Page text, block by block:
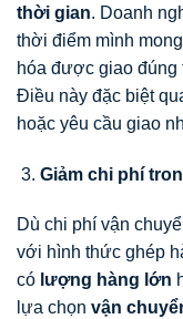
thời gian. Doanh
thời điểm mình
hóa được giao đúng
Điều này đặc biệt
hoặc yêu cầu giao
Giảm chi phí
Dù chi phí vận
với hình thức ghép
có lượng hàng lớn
lựa chọn vận